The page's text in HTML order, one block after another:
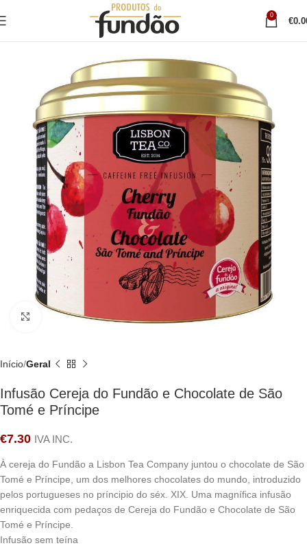
0
€
Clique para ampliar
Início Geral
Infusão Cereja do Fundão e Chocolate de São
Tomé e Príncipe
€7.30 IVA INC.
À cereja do Fundão a Lisbon Tea Company juntou o chocolate de São
Tomé e Príncipe, um dos melhores chocolates do mundo, introduzido
pelos portugueses no príncipio do séx. XIX. Uma magnífica infusão
enriquecida com pedaços de Cereja do Fundão e Chocolate de São
Tomé e Príncipe.
Infusão sem teína